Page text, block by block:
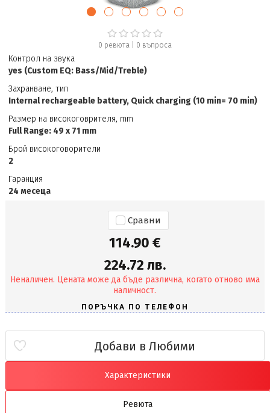
0 ревюта| 0 въпроса
Контрол на звука
yes (Custom EQ: Bass/Mid/Treble)
Захранване, тип
Internal rechargeable battery, Quick charging (10 min= 70 min)
Размер на високоговрителя, mm
Full Range: 49 x 71 mm
Брой високоговорители
2
Гаранция
24 месеца
Сравни
114.90 €
224.72 лв.
Неналичен. Цената може да бъде различна, когато отново има
наличност.
Добави в Любими
Характеристики
Ревюта